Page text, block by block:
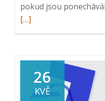
pokud jsou
[…]
26
KVĚ